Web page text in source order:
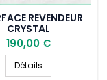
simple
REVENDEUR
CRYSTAL
190,00 €
Détails